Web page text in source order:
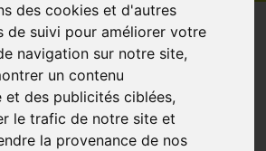
des cookies et d'autres
de suivi pour améliorer votre
navigation sur notre site,
un contenu
et des publicités ciblées,
le trafic de notre site et
la provenance de nos
Anti-roug P S 30